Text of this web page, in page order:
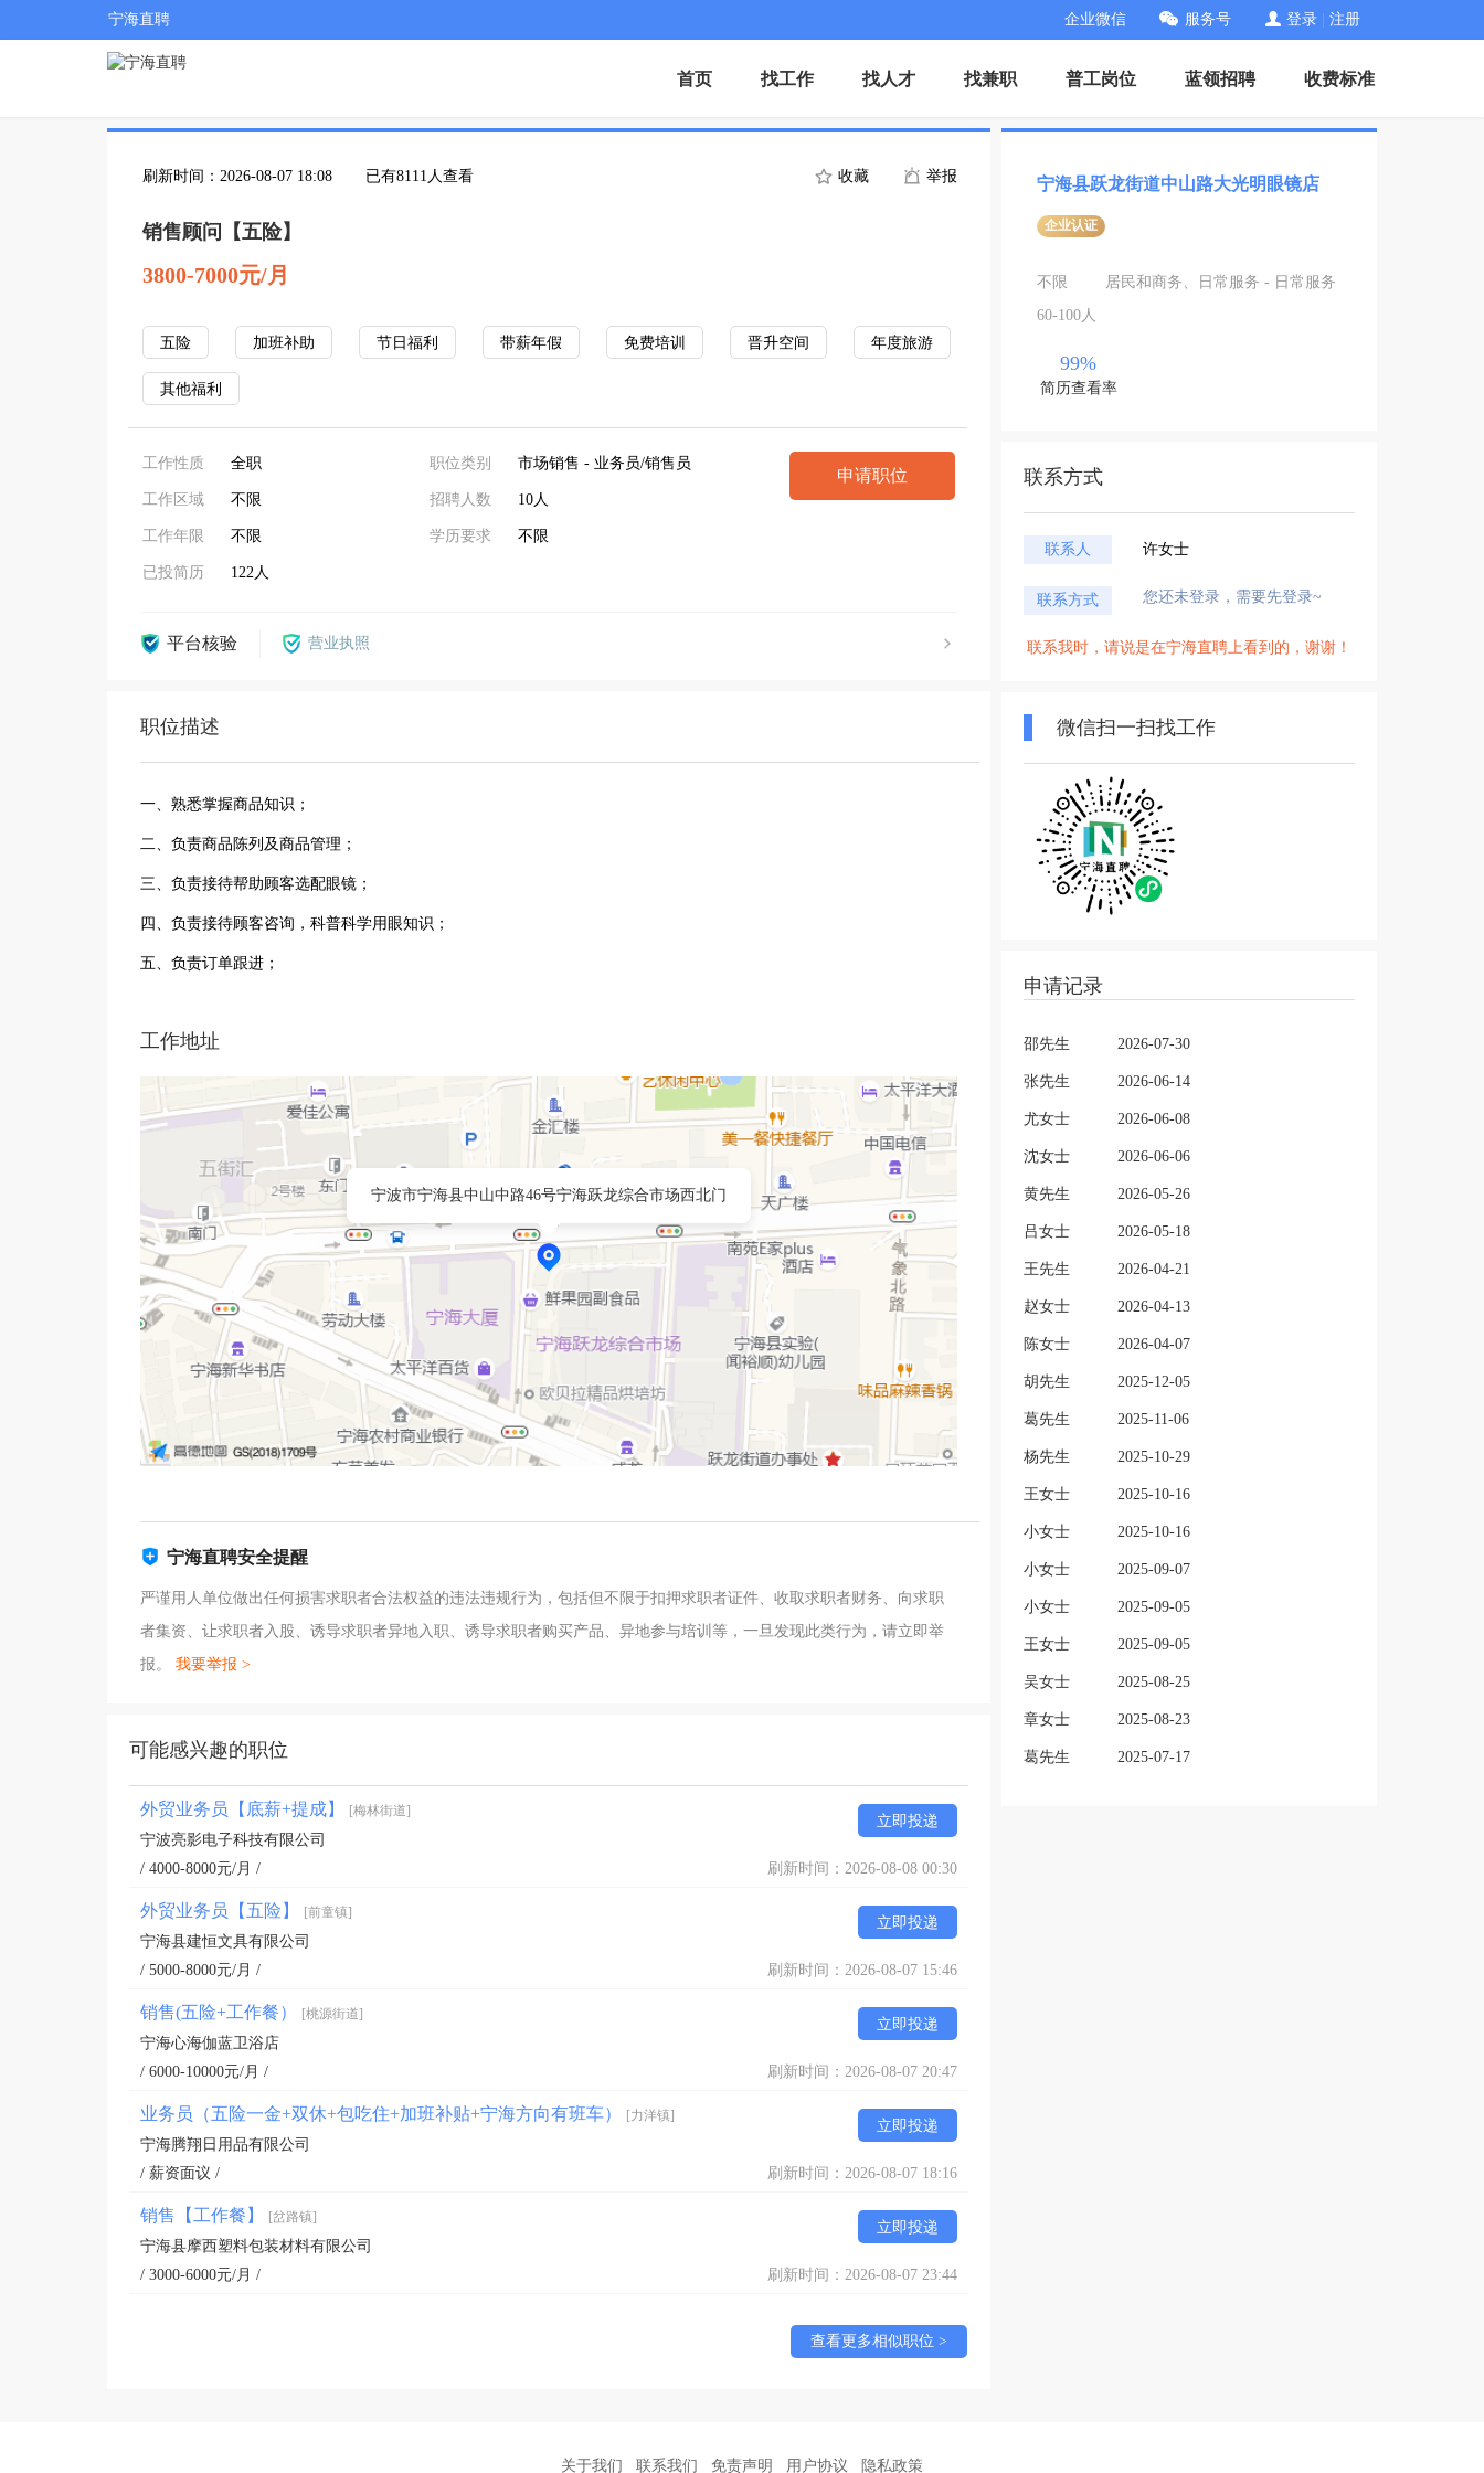
宁海直聘 企业微信 服务号 登录 注册
首页 找工作 找人才 找兼职 普工岗位 蓝领招聘 收费标准
刷新时间：2026-08-07 18:08 已有8111人查看 收藏 举报
销售顾问【五险】
3800-7000元/月
五险 加班补助 节日福利 带薪年假 免费培训 晋升空间 年度旅游
其他福利
工作性质 全职
工作区域 不限
工作年限 不限
已投简历 122人
职位类别 市场销售 - 业务员/销售员
招聘人数 10人
学历要求 不限
申请职位
平台核验 营业执照
职位描述
一、熟悉掌握商品知识；
二、负责商品陈列及商品管理；
三、负责接待帮助顾客选配眼镜；
四、负责接待顾客咨询，科普科学用眼知识；
五、负责订单跟进；
工作地址
宁波市宁海县中山中路46号宁海跃龙综合市场西北门
宁海直聘安全提醒
严谨用人单位做出任何损害求职者合法权益的违法违规行为，包括但不限于扣押求职者证件、收取求职者财务、向求职
者集资、让求职者入股、诱导求职者异地入职、诱导求职者购买产品、异地参与培训等，一旦发现此类行为，请立即举
报。 我要举报 >
可能感兴趣的职位
外贸业务员【底薪+提成】 [梅林街道]
立即投递
宁波亮影电子科技有限公司
/ 4000-8000元/月 /
刷新时间：2026-08-08 00:30
外贸业务员【五险】 [前童镇]
立即投递
宁海县建恒文具有限公司
/ 5000-8000元/月 /
刷新时间：2026-08-07 15:46
销售(五险+工作餐） [桃源街道]
立即投递
宁海心海伽蓝卫浴店
/ 6000-10000元/月 /
刷新时间：2026-08-07 20:47
业务员（五险一金+双休+包吃住+加班补贴+宁海方向有班车） [力洋镇]
立即投递
宁海腾翔日用品有限公司
/ 薪资面议 /
刷新时间：2026-08-07 18:16
销售【工作餐】 [岔路镇]
立即投递
宁海县摩西塑料包装材料有限公司
/ 3000-6000元/月 /
刷新时间：2026-08-07 23:44
查看更多相似职位 >
宁海县跃龙街道中山路大光明眼镜店
企业认证
不限
居民和商务、日常服务 - 日常服务
60-100人
99%
简历查看率
联系方式
联系人 许女士
联系方式 您还未登录，需要先登录~
联系我时，请说是在宁海直聘上看到的，谢谢！
微信扫一扫找工作
申请记录
邵先生 2026-07-30
张先生 2026-06-14
尤女士 2026-06-08
沈女士 2026-06-06
黄先生 2026-05-26
吕女士 2026-05-18
王先生 2026-04-21
赵女士 2026-04-13
陈女士 2026-04-07
胡先生 2025-12-05
葛先生 2025-11-06
杨先生 2025-10-29
王女士 2025-10-16
小女士 2025-10-16
小女士 2025-09-07
小女士 2025-09-05
王女士 2025-09-05
吴女士 2025-08-25
章女士 2025-08-23
葛先生 2025-07-17
关于我们 联系我们 免责声明 用户协议 隐私政策